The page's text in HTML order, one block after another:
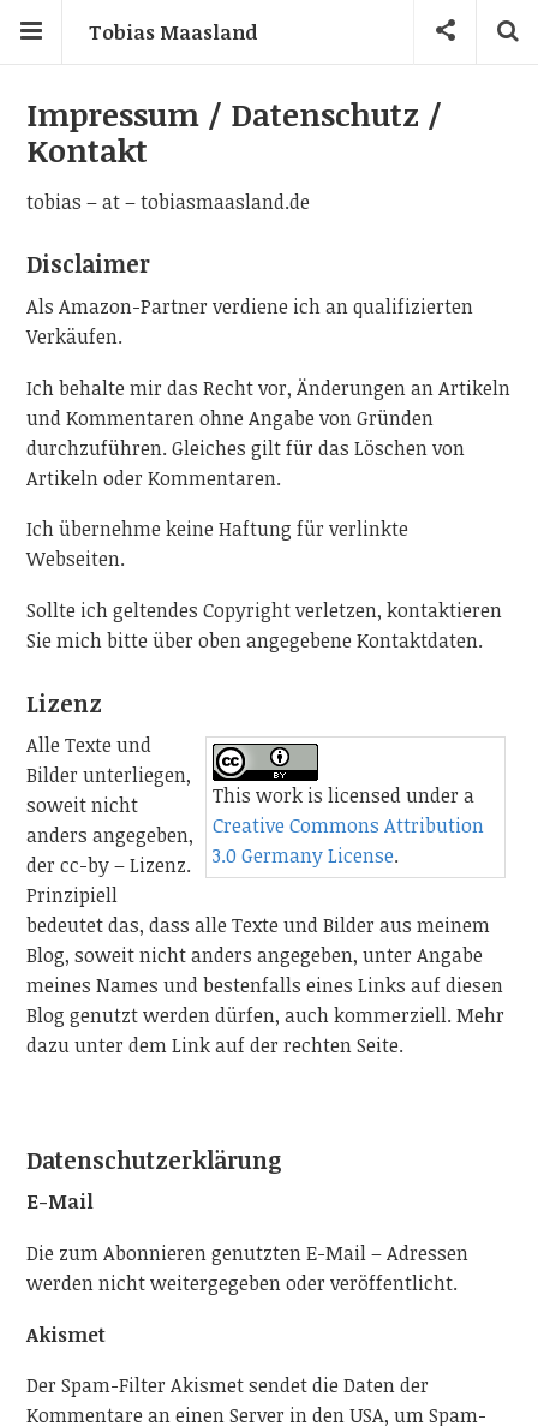
Tobias Maasland
Impressum / Datenschutz /
Kontakt
tobias – at – tobiasmaasland.de
Disclaimer
Als Amazon-Partner verdiene ich an qualifizierten
Verkäufen.
Ich behalte mir das Recht vor, Änderungen an Artikeln
und Kommentaren ohne Angabe von Gründen
durchzuführen. Gleiches gilt für das Löschen von
Artikeln oder Kommentaren.
Ich übernehme keine Haftung für verlinkte
Webseiten.
Sollte ich geltendes Copyright verletzen, kontaktieren
Sie mich bitte über oben angegebene Kontaktdaten.
Lizenz
This work is licensed under a
Creative Commons Attribution
3.0 Germany License.
Alle Texte und
Bilder unterliegen,
soweit nicht
anders angegeben,
der cc-by – Lizenz.
Prinzipiell
bedeutet das, dass alle Texte und Bilder aus meinem
Blog, soweit nicht anders angegeben, unter Angabe
meines Names und bestenfalls eines Links auf diesen
Blog genutzt werden dürfen, auch kommerziell. Mehr
dazu unter dem Link auf der rechten Seite.
Datenschutzerklärung
E-Mail
Die zum Abonnieren genutzten E-Mail – Adressen
werden nicht weitergegeben oder veröffentlicht.
Akismet
Der Spam-Filter Akismet sendet die Daten der
Kommentare an einen Server in den USA, um Spam-